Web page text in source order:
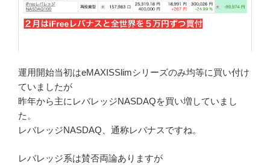
運用開始当初はeMAXISSlimシリーズのみ均等に買い付け
ていましたが
昨年から主にレバレッジNASDAQを買い増していまし
た。
レバレッジNASDAQ、通称レバナスですね。
レバレッジ系は賛否両論ありますが